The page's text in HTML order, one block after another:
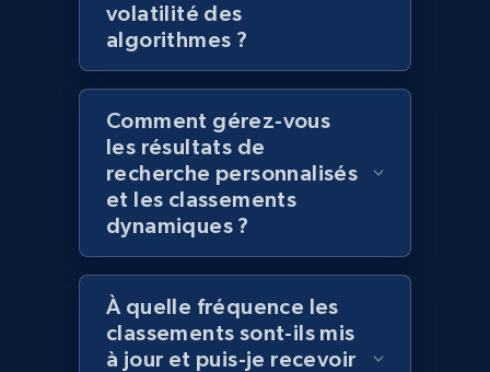
URL, Title, Rating, Reviews, Initial price, Final
price, Currency, Stock, and more.
Lazada - Products - Discover products by
keyword
URL, Title, Rating, Reviews, Initial price, Final
price, Currency, Stock, and more.
992+ 165+ Commencer
volatilité des
algorithmes ?
Comment gérez-vous
les résultats de
recherche personnalisés
et les classements
dynamiques ?
À quelle fréquence les
classements sont-ils mis
à jour et puis-je recevoir